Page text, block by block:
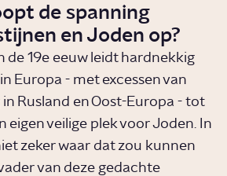
de spanning
en Joden op?
de 19e eeuw leidt hardnekkig
in Europa - met excessen van
Rusland en Oost-Europa - tot
eigen veilige plek voor Joden. In
zeker waar dat zou kunnen
van deze gedachte